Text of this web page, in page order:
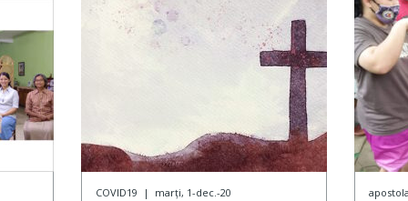
COVID19 | marți, 1-dec.-20